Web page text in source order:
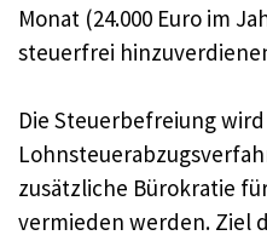
Monat (24.000 Euro im
steuerfrei
Die Steuerbefreiung
zusätzliche Bürokratie
vermieden werden. Ziel